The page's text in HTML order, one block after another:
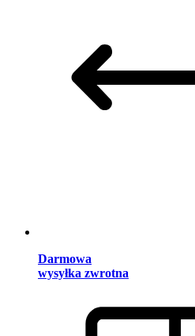
Darmowa
wysyłka zwrotna